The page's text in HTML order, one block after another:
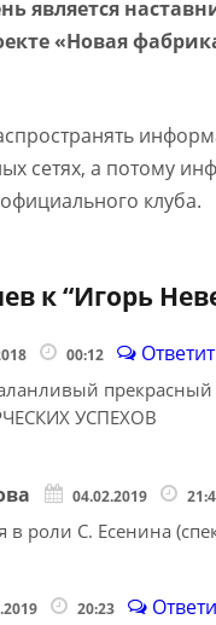
является
«Новая
сетях, а потому
клуба.
к “Игорь
00:12
УСПЕХОВ
04.02.2019
роли С. Есенина
20:23